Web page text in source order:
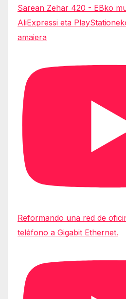
Sarean Zehar 420 - EBko
AliExpressi eta
amaiera
Reformando una red de
teléfono a Gigabit Ethernet.